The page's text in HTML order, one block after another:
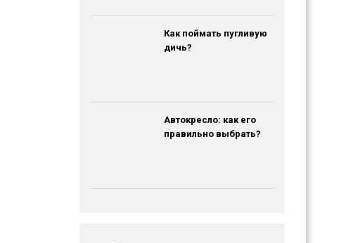
Как поймать пугливую
дичь?
Автокресло: как его
правильно выбрать?